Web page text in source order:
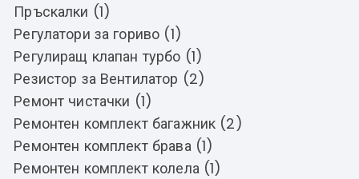
Пръскалки (1)
Регулатори за гориво (1)
Регулиращ клапан турбо (1)
Резистор за Вентилатор (2)
Ремонт чистачки (1)
Ремонтен комплект багажник (2)
Ремонтен комплект брава (1)
Ремонтен комплект колела (1)